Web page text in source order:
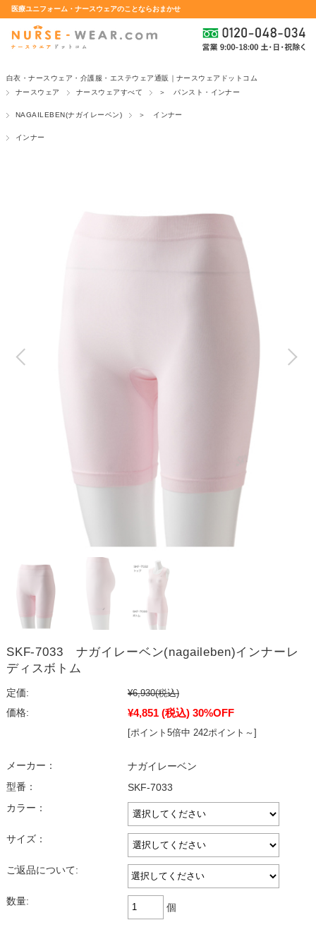
医療ユニフォーム・ナースウェアのことならおまかせ
白衣・ナースウェア・介護服・エステウェア通販｜ナースウェアドットコム
ナースウェア
ナースウェアすべて ＞ パンスト・インナー
NAGAILEBEN(ナガイレーベン) ＞ インナー
インナー
SKF-7033 ナガイレーベン(nagaileben)インナーレ
ディスボトム
定価: ¥6,930(税込)
価格:
¥4,851 (税込) 30%OFF
[ポイント5倍中 242ポイント～]
メーカー：
ナガイレーベン
型番：
SKF-7033
カラー：
サイズ：
ご返品について:
数量:
個